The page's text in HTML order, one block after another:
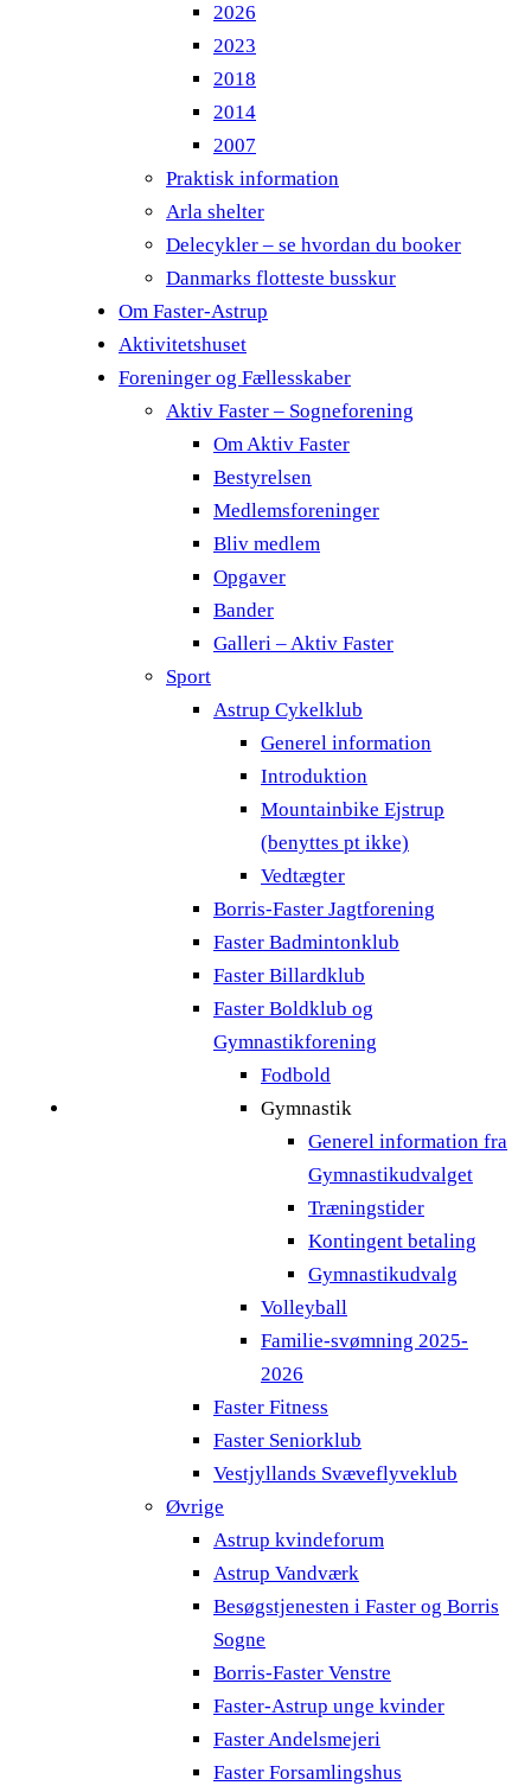
2026
2023
2018
2014
2007
Praktisk information
Arla shelter
Delecykler – se hvordan du booker
Danmarks flotteste busskur
Om Faster-Astrup
Aktivitetshuset
Foreninger og Fællesskaber
Aktiv Faster – Sogneforening
Om Aktiv Faster
Bestyrelsen
Medlemsforeninger
Bliv medlem
Opgaver
Bander
Galleri – Aktiv Faster
Sport
Astrup Cykelklub
Generel information
Introduktion
Mountainbike Ejstrup
(benyttes pt ikke)
Vedtægter
Borris-Faster Jagtforening
Faster Badmintonklub
Faster Billardklub
Faster Boldklub og
Gymnastikforening
Fodbold
Gymnastik
Generel information fra
Gymnastikudvalget
Træningstider
Kontingent betaling
Gymnastikudvalg
Volleyball
Familie-svømning 2025-
2026
Faster Fitness
Faster Seniorklub
Vestjyllands Svæveflyveklub
Øvrige
Astrup kvindeforum
Astrup Vandværk
Besøgstjenesten i Faster og Borris
Sogne
Borris-Faster Venstre
Faster-Astrup unge kvinder
Faster Andelsmejeri
Faster Forsamlingshus